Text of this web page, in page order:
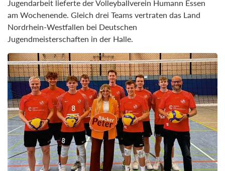
Jugendarbeit lieferte der Volleyballverein Humann Essen
am Wochenende. Gleich drei Teams vertraten das Land
Nordrhein-Westfallen bei Deutschen
Jugendmeisterschaften in der Halle.